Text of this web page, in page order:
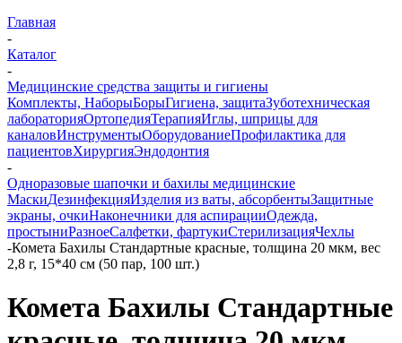
Главная
-
Каталог
-
Медицинские средства защиты и гигиены
Комплекты, НаборыБорыГигиена, защитаЗуботехническая
лабораторияОртопедияТерапияИглы, шприцы для
каналовИнструментыОборудованиеПрофилактика для
пациентовХирургияЭндодонтия
-
Одноразовые шапочки и бахилы медицинские
МаскиДезинфекцияИзделия из ваты, абсорбентыЗащитные
экраны, очкиНаконечники для аспирацииОдежда,
простыниРазноеСалфетки, фартукиСтерилизацияЧехлы
-Комета Бахилы Стандартные красные, толщина 20 мкм, вес
2,8 г, 15*40 см (50 пар, 100 шт.)
Комета Бахилы Стандартные